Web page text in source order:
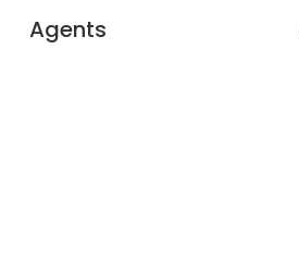
Agents